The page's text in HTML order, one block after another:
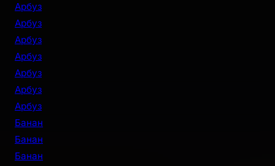
Арбуз
Арбуз
Арбуз
Арбуз
Арбуз
Арбуз
Арбуз
Банан
Банан
Банан